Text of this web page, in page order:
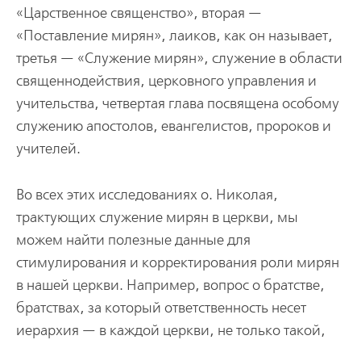
«Царственное священство», вторая —
«Поставление мирян», лаиков, как он называет,
третья — «Служение мирян», служение в области
священнодействия, церковного управления и
учительства, четвертая глава посвящена особому
служению апостолов, евангелистов, пророков и
учителей.
Во всех этих исследованиях о. Николая,
трактующих служение мирян в церкви, мы
можем найти полезные данные для
стимулирования и корректирования роли мирян
в нашей церкви. Например, вопрос о братстве,
братствах, за который ответственность несет
иерархия — в каждой церкви, не только такой,